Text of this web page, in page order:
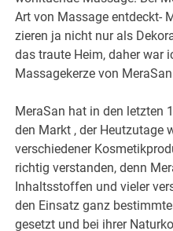
Art von Massage entdeckt-
zieren ja nicht nur als
das traute Heim, daher war
Massagekerze von
MeraSan hat in den letzten
den Markt , der Heutzutage
verschiedener
richtig verstanden, denn
Inhaltsstoffen und vieler
den Einsatz ganz
gesetzt und bei ihrer